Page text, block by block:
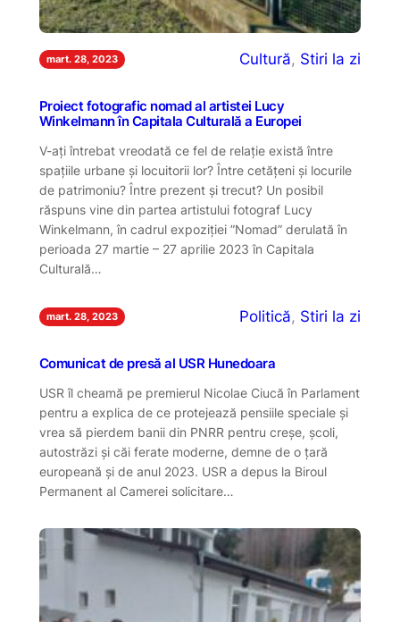
mart. 28, 2023 Cultură, Stiri la zi
Proiect fotografic nomad al artistei Lucy
Winkelmann în Capitala Culturală a Europei
V-ați întrebat vreodată ce fel de relație există între
spațiile urbane și locuitorii lor? Între cetățeni și locurile
de patrimoniu? Între prezent și trecut? Un posibil
răspuns vine din partea artistului fotograf Lucy
Winkelmann, în cadrul expoziției ”Nomad” derulată în
perioada 27 martie – 27 aprilie 2023 în Capitala
Culturală…
mart. 28, 2023 Politică, Stiri la zi
Comunicat de presă al USR Hunedoara
USR îl cheamă pe premierul Nicolae Ciucă în Parlament
pentru a explica de ce protejează pensiile speciale și
vrea să pierdem banii din PNRR pentru creșe, școli,
autostrăzi și căi ferate moderne, demne de o țară
europeană și de anul 2023. USR a depus la Biroul
Permanent al Camerei solicitare…